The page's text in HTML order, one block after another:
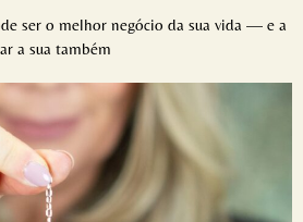
ser o melhor negócio da sua vida — e a
a sua também